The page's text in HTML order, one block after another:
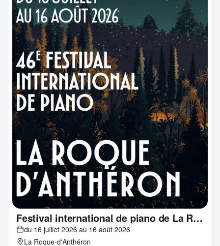
Festival international de piano de La Roque d'Anthéron
du 16 juillet 2026 au 16 août 2026
La Roque-d'Anthéron